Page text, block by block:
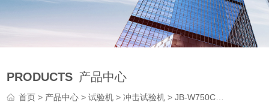
PRODUCTS 产品中心
首页> 产品中心 >试验机 >冲击试验机 > JB-W750CYD微机控制双制冷全自动冲击试验机